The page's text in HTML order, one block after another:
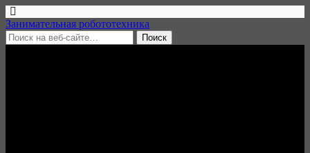
Занимательная робототехника